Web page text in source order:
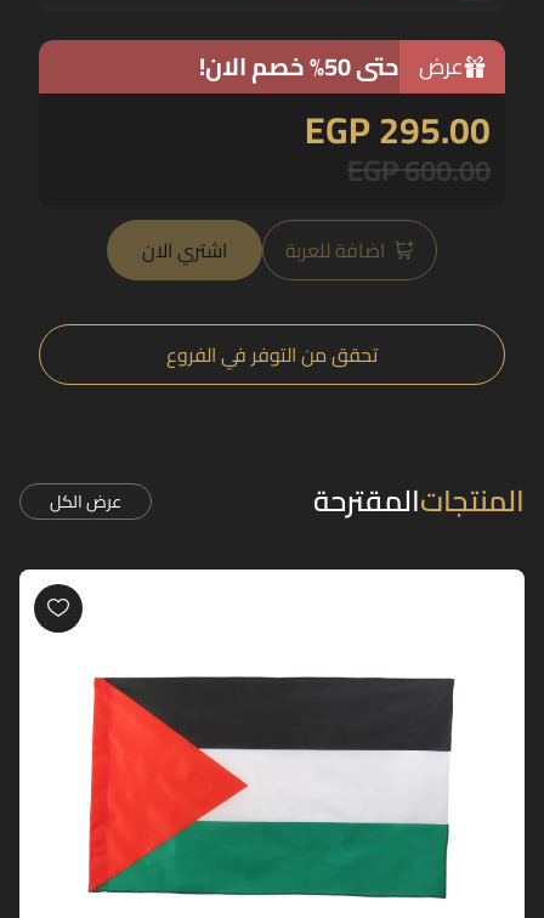
عرض حتى 50% خصم الان!
EGP 295.00
EGP 600.00
اضافة للعربة اشتري الان
تحقق من التوفر في الفروع
المنتجاتالمقترحة عرض الكل